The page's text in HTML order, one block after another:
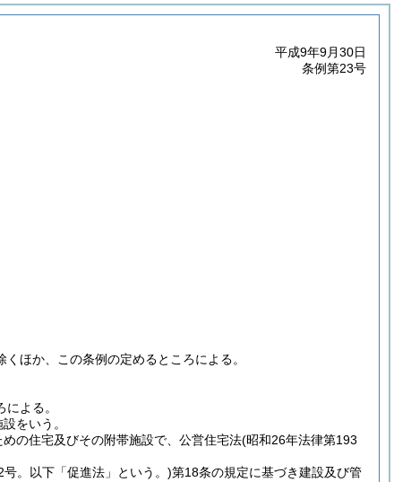
平成9年9月30日
条例第23号
ほか、この条例の定めるところによる。
よる。
をいう。
の住宅及びその附帯施設で、公営住宅法(昭和26年法律第193
。以下「促進法」という。)第18条の規定に基づき建設及び管